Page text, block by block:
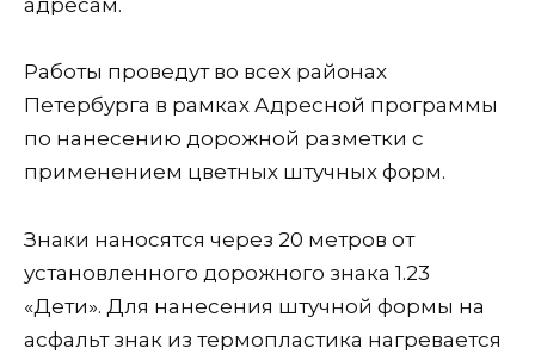
Работы проведут во всех районах
Петербурга в рамках Адресной программы
по нанесению дорожной разметки с
применением цветных штучных форм.
Знаки наносятся через 20 метров от
установленного дорожного знака 1.23
«Дети». Для нанесения штучной формы на
асфальт знак из термопластика нагревается